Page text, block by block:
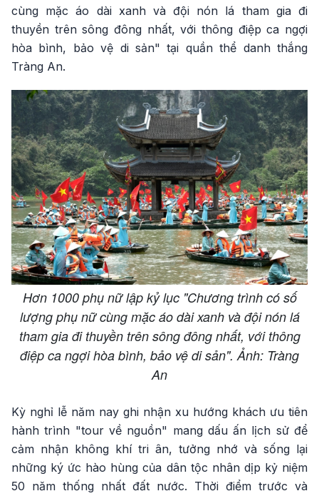
cùng mặc áo dài xanh và đội nón lá tham gia đi
thuyền trên sông đông nhất, với thông điệp ca ngợi
hòa bình, bảo vệ di sản" tại quần thể danh thắng
Tràng An.
Hơn 1000 phụ nữ lập kỷ lục "Chương trình có số
lượng phụ nữ cùng mặc áo dài xanh và đội nón lá
tham gia đi thuyền trên sông đông nhất, với thông
điệp ca ngợi hòa bình, bảo vệ di sản". Ảnh: Tràng
An
Kỳ nghỉ lễ năm nay ghi nhận xu hướng khách ưu tiên
hành trình "tour về nguồn" mang dấu ấn lịch sử để
cảm nhận không khí tri ân, tưởng nhớ và sống lại
những ký ức hào hùng của dân tộc nhân dịp kỷ niệm
50 năm thống nhất đất nước. Thời điểm trước và